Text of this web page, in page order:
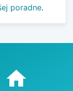
poradne.
home